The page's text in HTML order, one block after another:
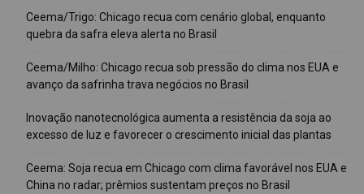
Ceema/Trigo: Chicago recua com cenário global, enquanto
quebra da safra eleva alerta no Brasil
Ceema/Milho: Chicago recua sob pressão do clima nos EUA e
avanço da safrinha trava negócios no Brasil
Inovação nanotecnológica aumenta a resistência da soja ao
excesso de luz e favorecer o crescimento inicial das plantas
Ceema: Soja recua em Chicago com clima favorável nos EUA e
China no radar; prêmios sustentam preços no Brasil